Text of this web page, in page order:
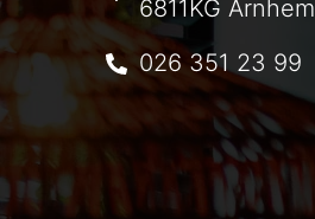
6811KG Arnhem
026 351 23 99